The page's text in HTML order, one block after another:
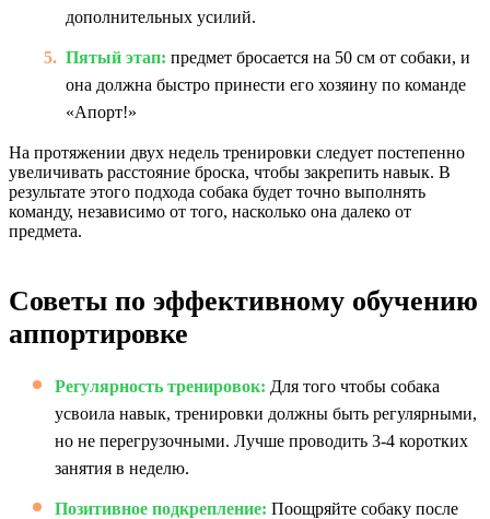
дополнительных усилий.
Пятый этап: предмет бросается на 50 см от собаки, и
она должна быстро принести его хозяину по команде
«Апорт!»
На протяжении двух недель тренировки следует постепенно
увеличивать расстояние броска, чтобы закрепить навык. В
результате этого подхода собака будет точно выполнять
команду, независимо от того, насколько она далеко от
предмета.
Советы по эффективному обучению
аппортировке
Регулярность тренировок: Для того чтобы собака
усвоила навык, тренировки должны быть регулярными,
но не перегрузочными. Лучше проводить 3-4 коротких
занятия в неделю.
Позитивное подкрепление: Поощряйте собаку после